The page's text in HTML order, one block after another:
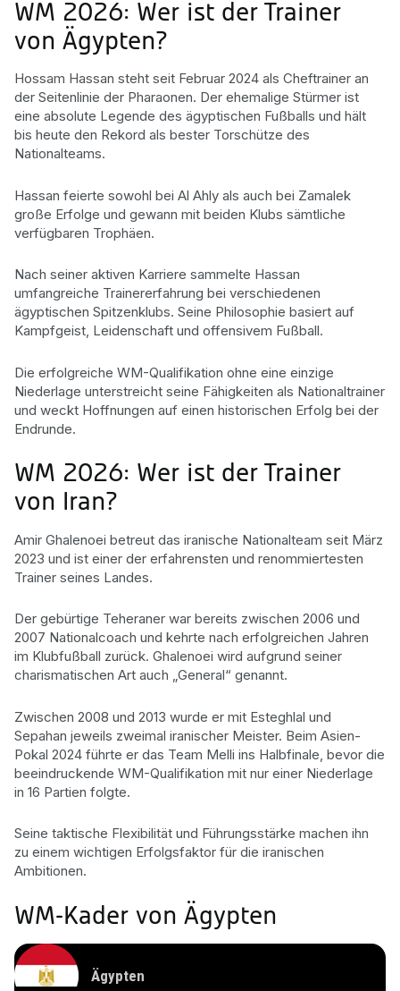
WM 2026: Wer ist der Trainer
von Ägypten?
Hossam Hassan steht seit Februar 2024 als Cheftrainer an
der Seitenlinie der Pharaonen. Der ehemalige Stürmer ist
eine absolute Legende des ägyptischen Fußballs und hält
bis heute den Rekord als bester Torschütze des
Nationalteams.
Hassan feierte sowohl bei Al Ahly als auch bei Zamalek
große Erfolge und gewann mit beiden Klubs sämtliche
verfügbaren Trophäen.
Nach seiner aktiven Karriere sammelte Hassan
umfangreiche Trainererfahrung bei verschiedenen
ägyptischen Spitzenklubs. Seine Philosophie basiert auf
Kampfgeist, Leidenschaft und offensivem Fußball.
Die erfolgreiche WM-Qualifikation ohne eine einzige
Niederlage unterstreicht seine Fähigkeiten als Nationaltrainer
und weckt Hoffnungen auf einen historischen Erfolg bei der
Endrunde.
WM 2026: Wer ist der Trainer
von Iran?
Amir Ghalenoei betreut das iranische Nationalteam seit März
2023 und ist einer der erfahrensten und renommiertesten
Trainer seines Landes.
Der gebürtige Teheraner war bereits zwischen 2006 und
2007 Nationalcoach und kehrte nach erfolgreichen Jahren
im Klubfußball zurück. Ghalenoei wird aufgrund seiner
charismatischen Art auch „General“ genannt.
Zwischen 2008 und 2013 wurde er mit Esteghlal und
Sepahan jeweils zweimal iranischer Meister. Beim Asien-
Pokal 2024 führte er das Team Melli ins Halbfinale, bevor die
beeindruckende WM-Qualifikation mit nur einer Niederlage
in 16 Partien folgte.
Seine taktische Flexibilität und Führungsstärke machen ihn
zu einem wichtigen Erfolgsfaktor für die iranischen
Ambitionen.
WM-Kader von Ägypten
Ägypten